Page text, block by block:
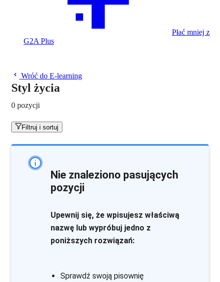
Płać mniej z
G2A Plus
Wróć do E-learning
Styl życia
0 pozycji
Filtruj i sortuj
Nie znaleziono pasujących
pozycji
Upewnij się, że wpisujesz właściwą
nazwę lub wypróbuj jedno z
poniższych rozwiązań:
Sprawdź swoją pisownię